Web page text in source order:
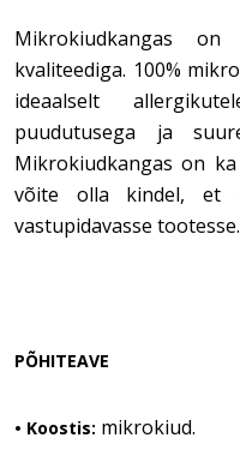
Mikrokiudkangas
kvaliteediga. 100%
ideaalselt
puudutusega ja
Mikrokiudkangas on
võite olla kindel, et
vastupidavasse tootesse.
PÕHITEAVE
• Koostis: mikrokiud.